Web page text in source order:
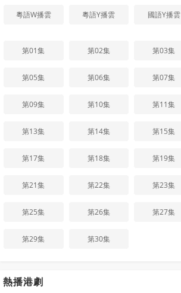
粵語W播雲 粵語Y播雲 國語Y播雲
第01集 第02集 第03集
第05集 第06集 第07集
第09集 第10集 第11集
第13集 第14集 第15集
第17集 第18集 第19集
第21集 第22集 第23集
第25集 第26集 第27集
第29集 第30集
熱播港劇